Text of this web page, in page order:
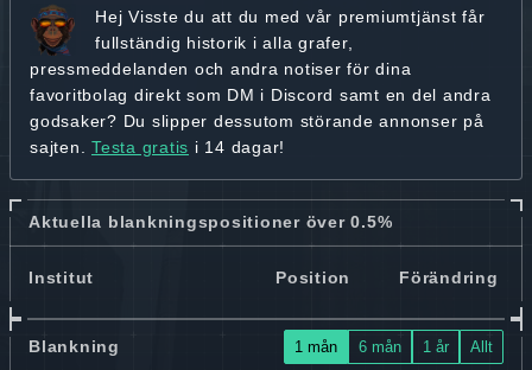
Hej Visste du att du med vår premiumtjänst får
fullständig historik i alla grafer,
pressmeddelanden och andra notiser för dina
favoritbolag direkt som DM i Discord samt en del andra
godsaker? Du slipper dessutom störande annonser på
sajten. Testa gratis i 14 dagar!
Aktuella blankningspositioner över 0.5%
Institut Position Förändring
Blankning 1 mån 6 mån 1 år Allt